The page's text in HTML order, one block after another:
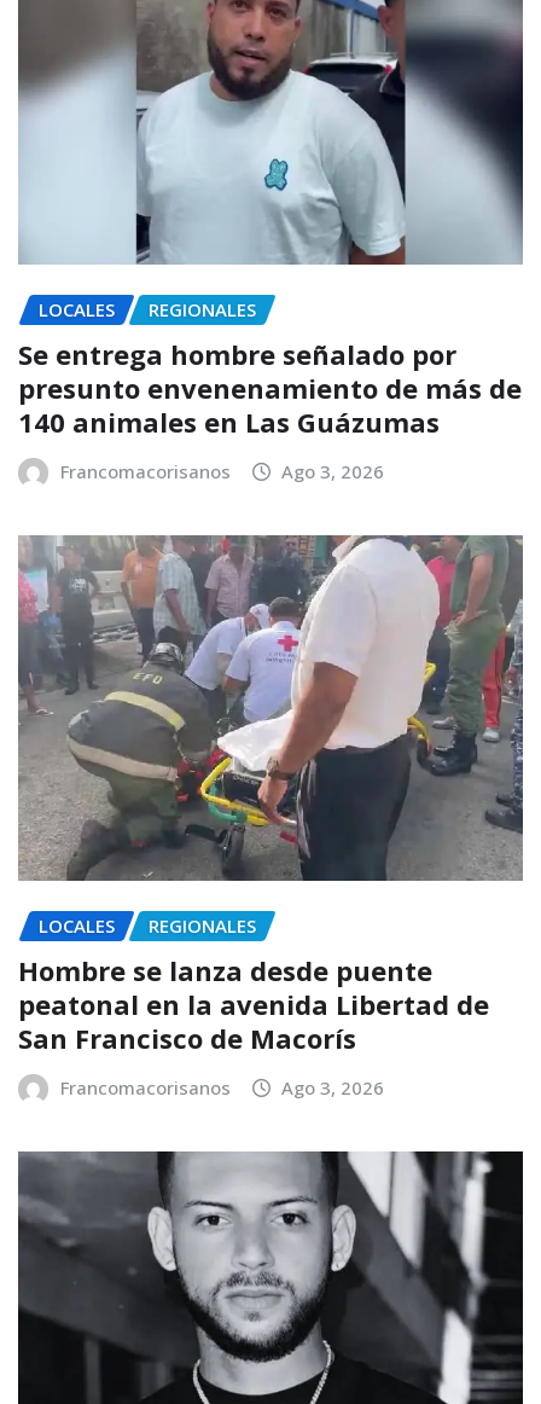
LOCALES REGIONALES
Se entrega hombre señalado por
presunto envenenamiento de más de
140 animales en Las Guázumas
Francomacorisanos Ago 3, 2026
LOCALES REGIONALES
Hombre se lanza desde puente
peatonal en la avenida Libertad de
San Francisco de Macorís
Francomacorisanos Ago 3, 2026